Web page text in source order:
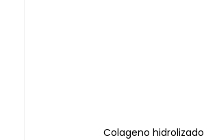
Colageno hidrolizado